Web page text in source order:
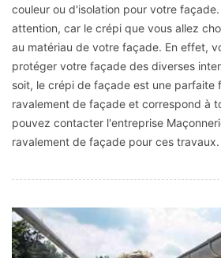
couleur ou d'isolation pour votre
attention, car le crépi que vous allez
au matériau de votre façade. En effet,
protéger votre façade des diverses
soit, le crépi de façade est une parfaite
ravalement de façade et correspond à
pouvez contacter l'entreprise
ravalement de façade pour ces travaux.